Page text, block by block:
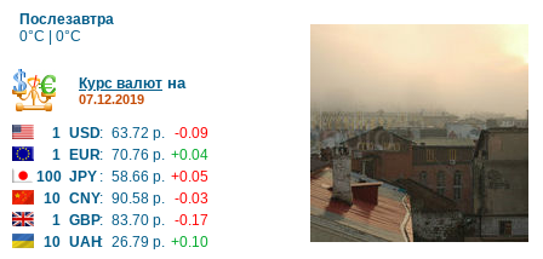
Послезавтра
0°C | 0°C
Курс валют на
07.12.2019
1 USD: 63.72 р. -0.09
1
EUR: 70.76 р. +0.04
100 JPY : 58.66 р. +0.05
10 CNY: 90.58 р. -0.03
1 GBP: 83.70 р. -0.17
10 UAH: 26.79 р. +0.10